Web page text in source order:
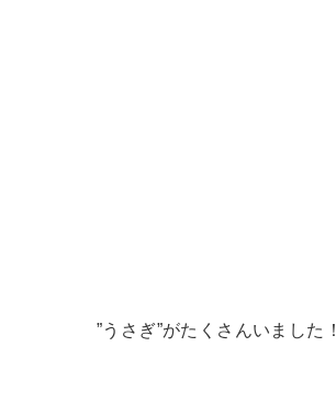
”うさぎ”がたくさんいました！